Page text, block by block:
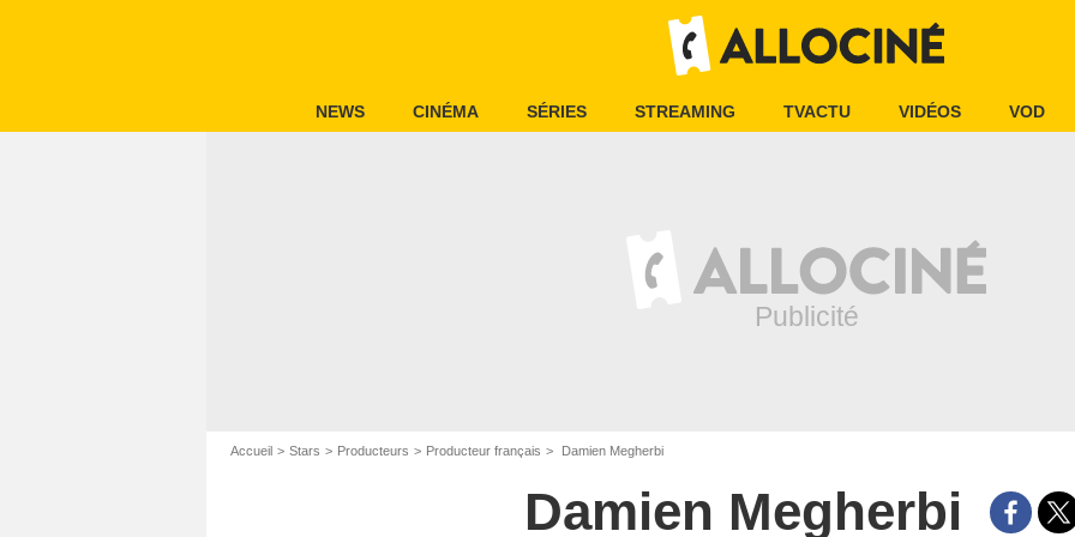
NEWS CINÉMA SÉRIES STREAMING TVACTU VIDÉOS VOD
Accueil Stars Producteurs Producteur français Damien Megherbi
Damien Megherbi